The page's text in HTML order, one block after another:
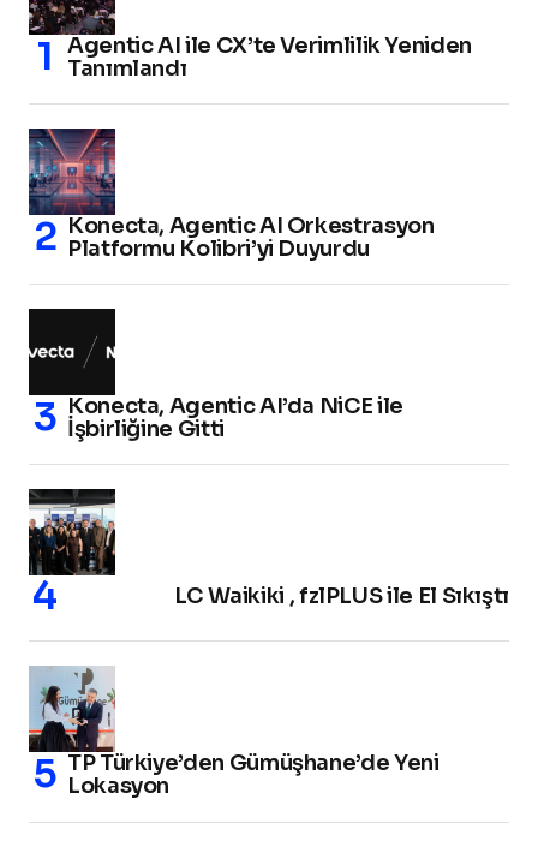
Agentic AI ile CX’te Verimlilik Yeniden
Tanımlandı
Konecta, Agentic AI Orkestrasyon
Platformu Kolibri’yi Duyurdu
Konecta, Agentic AI’da NiCE ile
İşbirliğine Gitti
LC Waikiki , fzlPLUS ile El Sıkıştı
TP Türkiye’den Gümüşhane’de Yeni
Lokasyon